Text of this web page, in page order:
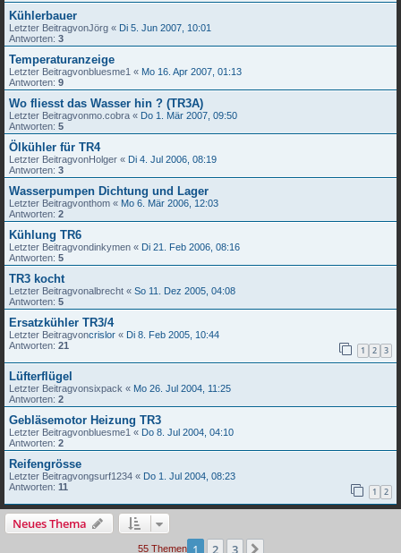
Kühlerbauer
Letzter BeitragvonJörg « Di 5. Jun 2007, 10:01
Antworten: 3
Temperaturanzeige
Letzter Beitragvonbluesme1 « Mo 16. Apr 2007, 01:13
Antworten: 9
Wo fliesst das Wasser hin ? (TR3A)
Letzter Beitragvonmo.cobra « Do 1. Mär 2007, 09:50
Antworten: 5
Ölkühler für TR4
Letzter BeitragvonHolger « Di 4. Jul 2006, 08:19
Antworten: 3
Wasserpumpen Dichtung und Lager
Letzter Beitragvonthom « Mo 6. Mär 2006, 12:03
Antworten: 2
Kühlung TR6
Letzter Beitragvondinkymen « Di 21. Feb 2006, 08:16
Antworten: 5
TR3 kocht
Letzter Beitragvonalbrecht « So 11. Dez 2005, 04:08
Antworten: 5
Ersatzkühler TR3/4
Letzter Beitragvoncrislor « Di 8. Feb 2005, 10:44
Antworten: 21 1 2 3
Lüfterflügel
Letzter Beitragvonsixpack « Mo 26. Jul 2004, 11:25
Antworten: 2
Gebläsemotor Heizung TR3
Letzter Beitragvonbluesme1 « Do 8. Jul 2004, 04:10
Antworten: 2
Reifengrösse
Letzter Beitragvongsurf1234 « Do 1. Jul 2004, 08:23
Antworten: 11 1 2
Neues Thema
55 Themen 1 2 3